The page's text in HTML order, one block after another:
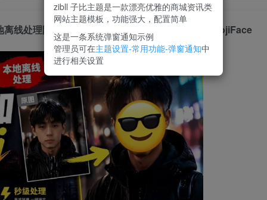
线处理隐私无忧，支持网页版和安卓客户端，EmojiFace
zibll 子比主题是一款漂亮优雅的商城资讯类
网站主题模板，功能强大，配置简单
这是一条系统弹窗通知示例
管理员可在主题设置-常用功能-弹窗通知中
进行相关设置